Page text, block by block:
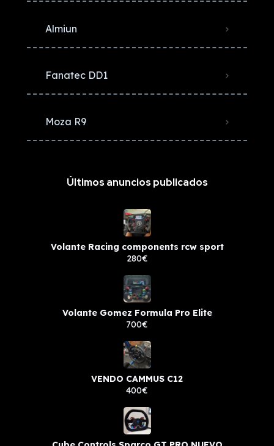
Almiun
Fanatec DD1
Moza R9
Últimos anuncios publicados
Volante Racing components rcw sport
280€
Volante Gomez Formula Pro Elite
700€
VENDO CAMMUS C12
400€